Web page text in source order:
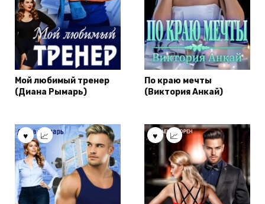
Мой любимый тренер
(Диана Рымарь)
По краю мечты
(Виктория Анкай)